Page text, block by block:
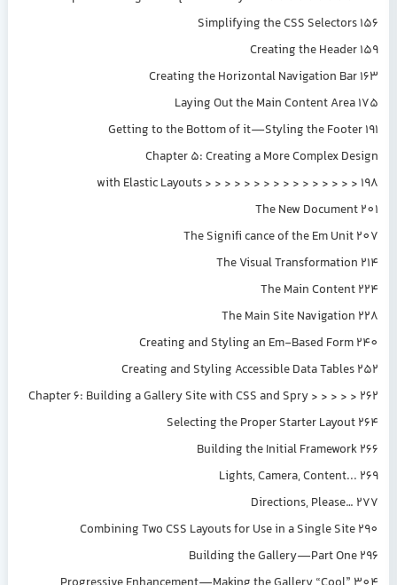
Simplifying the CSS Selectors 156
Creating the Header 159
Creating the Horizontal Navigation Bar 163
Laying Out the Main Content Area 175
Getting to the Bottom of it—Styling the Footer 191
Chapter 5: Creating a More Complex Design
with Elastic Layouts > > > > > > > > > > > > > > > > 198
The New Document 201
The Signifi cance of the Em Unit 207
The Visual Transformation 214
The Main Content 224
The Main Site Navigation 228
Creating and Styling an Em-Based Form 240
Creating and Styling Accessible Data Tables 252
Chapter 6: Building a Gallery Site with CSS and Spry > > > > > 262
Selecting the Proper Starter Layout 264
Building the Initial Framework 266
Lights, Camera, Content... 269
Directions, Please… 277
Combining Two CSS Layouts for Use in a Single Site 290
Building the Gallery—Part One 296